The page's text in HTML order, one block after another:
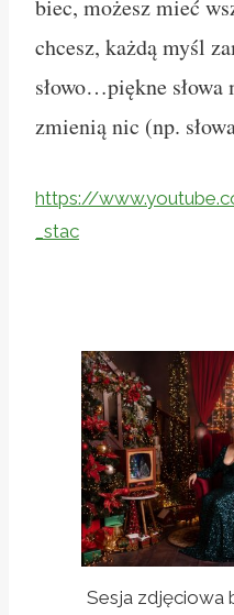
biec, możesz mieć
chcesz, każdą myśl
słowo…piękne
zmienią nic (np.
https://
_stac
Sesja zdjęciowa